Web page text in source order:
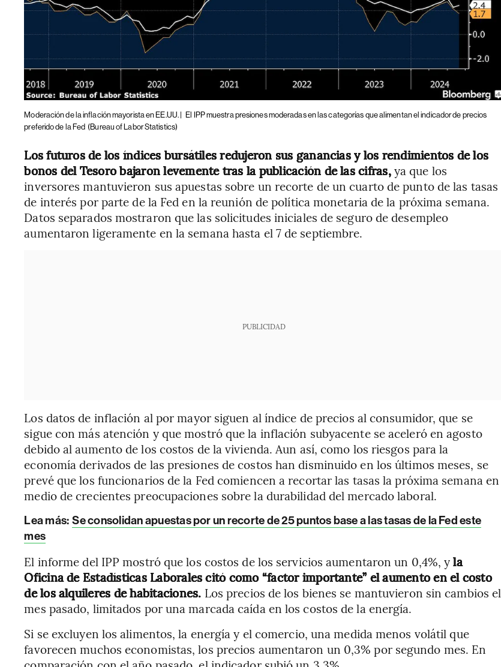
Moderación de la inflación mayorista en EE.UU. |
El IPP muestra presiones moderadas en las categorías que alimentan el indicador de precios
preferido de la Fed (Bureau of Labor Statistics)
Los futuros de los índices bursátiles redujeron sus ganancias y los rendimientos de los
bonos del Tesoro bajaron levemente tras la publicación de las cifras,ya que los
inversores mantuvieron sus apuestas sobre un recorte de un cuarto de punto de las tasas
de interés por parte de la Fed en la reunión de política monetaria de la próxima semana.
Datos separados mostraron que las solicitudes iniciales de seguro de desempleo
aumentaron ligeramente en la semana hasta el 7 de septiembre.
PUBLICIDAD
Los datos de inflación al por mayor siguen al índice de precios al consumidor, que se
sigue con más atención y que mostró que la inflación subyacente se aceleró en agosto
debido al aumento de los costos de la vivienda. Aun así, como los riesgos para la
economía derivados de las presiones de costos han disminuido en los últimos meses, se
prevé que los funcionarios de la Fed comiencen a recortar las tasas la próxima semana en
medio de crecientes preocupaciones sobre la durabilidad del mercado laboral.
Lea más: Se consolidan apuestas por un recorte de 25 puntos base a las tasas de la Fed este
mes
El informe del IPP mostró que los costos de los servicios aumentaron un 0,4%, yla
Oficina de Estadísticas Laborales citó como “factor importante” el aumento en el costo
de los alquileres de habitaciones. Los precios de los bienes se mantuvieron sin cambios el
mes pasado, limitados por una marcada caída en los costos de la energía.
Si se excluyen los alimentos, la energía y el comercio, una medida menos volátil que
favorecen muchos economistas, los precios aumentaron un 0,3% por segundo mes. En